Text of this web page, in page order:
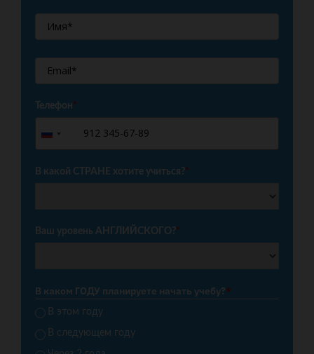
Телефон*
Russia
+7
В какой СТРАНЕ хотите учиться?*
Ваш уровень АНГЛИЙСКОГО?*
В каком ГОДУ планируете начать учебу?*
В этом году
В следующем году